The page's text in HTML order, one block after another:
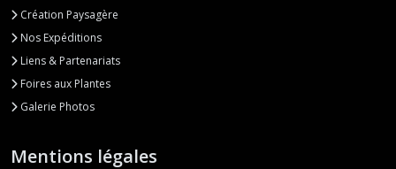
Création Paysagère
Nos Expéditions
Liens & Partenariats
Foires aux Plantes
Galerie Photos
Mentions légales